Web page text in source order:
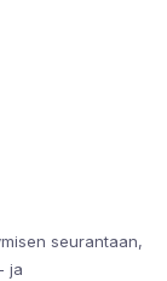
seurantaan,
ja